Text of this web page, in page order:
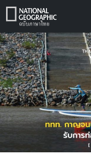
Skip